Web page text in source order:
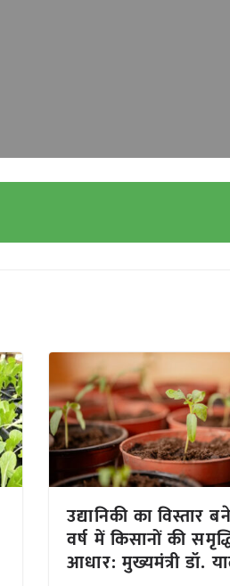
उद्यानिकी का विस्तार
वर्ष में किसानों की
आधार: मुख्यमंत्री डॉ.